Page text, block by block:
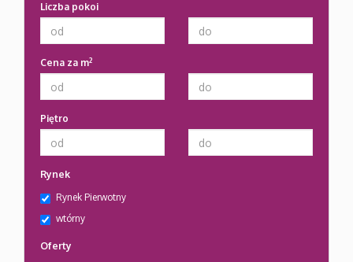
Liczba pokoi
Cena za m2
Piętro
Rynek
Rynek Pierwotny
wtórny
Oferty